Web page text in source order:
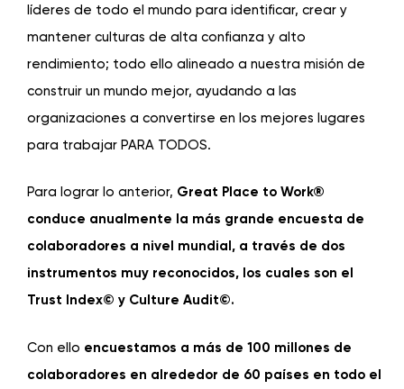
líderes de todo el mundo para identificar, crear y
mantener culturas de alta confianza y alto
rendimiento; todo ello alineado a nuestra misión de
construir un mundo mejor, ayudando a las
organizaciones a convertirse en los mejores lugares
para trabajar PARA TODOS.
Para lograr lo anterior, Great Place to Work®
conduce anualmente la más grande encuesta de
colaboradores a nivel mundial, a través de dos
instrumentos muy reconocidos, los cuales son el
Trust Index© y Culture Audit©.
Con ello encuestamos a más de 100 millones de
colaboradores en alrededor de 60 países en todo el